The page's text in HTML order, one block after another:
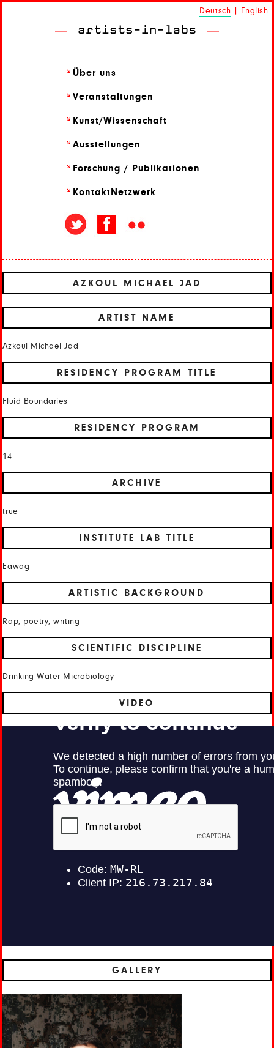
Deutsch English
Über uns
Veranstaltungen
Kunst/Wissenschaft
Ausstellungen
Forschung / Publikationen
Kontakt Netzwerk
AZKOUL MICHAEL JAD
ARTIST NAME
Azkoul Michael Jad
RESIDENCY PROGRAM TITLE
Fluid Boundaries
RESIDENCY PROGRAM
14
ARCHIVE
true
INSTITUTE LAB TITLE
Eawag
ARTISTIC BACKGROUND
Rap, poetry, writing
SCIENTIFIC DISCIPLINE
Drinking Water Microbiology
VIDEO
GALLERY